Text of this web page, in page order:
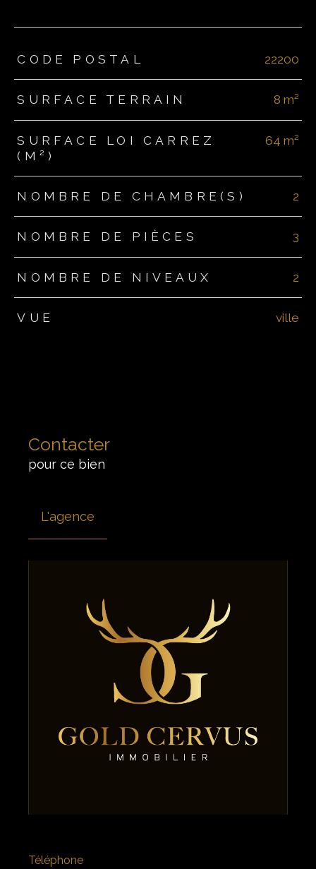
TRAD_ZEPHYR_Caracteristique TRAD_ZEPHYR_Valeurs
CODE POSTAL 22200
SURFACE TERRAIN 8 m²
SURFACE LOI CARREZ
(M²)
64 m²
NOMBRE DE CHAMBRE(S) 2
NOMBRE DE PIÈCES 3
NOMBRE DE NIVEAUX 2
VUE ville
Contacter
pour ce bien
L'agence
Téléphone